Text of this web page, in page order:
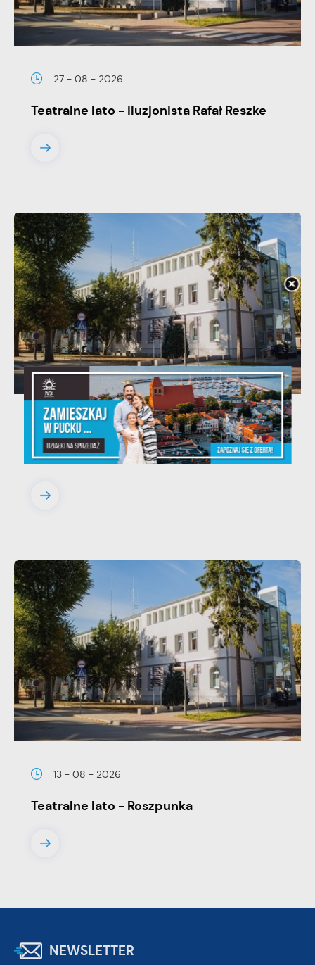
27 - 08 - 2026
Teatralne lato - iluzjonista Rafał Reszke
20 - 08 - 2026
Teatralne lato - Zdrowo i kolorowo
13 - 08 - 2026
Teatralne lato - Roszpunka
NEWSLETTER